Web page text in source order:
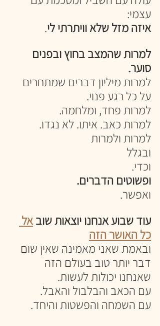
עצמי:
איזה מזל שלא וויתרתי לי.
למרות שהמצב בחוץ ובפנים
סוער.
למרות מיליון דברים שמתחרים
על כל רגע פנוי.
למרות פחד, ומלחמה.
למרות כאב. איתו. לא נגדו.
למרות ולמרות
ובגלל
וכדי.
ופשוטים הדברים.
ואפשר.
עוד שבוע אנחנו יוצאות שוב אל
כל האושר הזה
ובאמת שאני מאמינה שאין שום
דבר יותר טוב בעולם הזה
שאנחנו יכולות לעשות.
עם הכאב והבלבול והאבל.
עם השמחה והפשטות והיחד.